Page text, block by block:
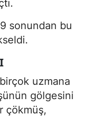
sonundan bu
uzmana
gölgesini
çökmüş,